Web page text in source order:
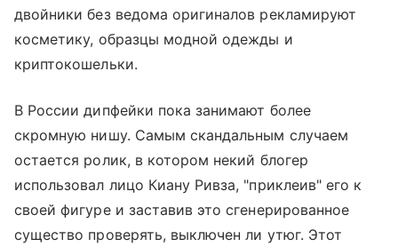
двойники без ведома оригиналов рекламируют
косметику, образцы модной одежды и
криптокошельки.
В России дипфейки пока занимают более
скромную нишу. Самым скандальным случаем
остается ролик, в котором некий блогер
использовал лицо Киану Ривза, "приклеив" его к
своей фигуре и заставив это сгенерированное
существо проверять, выключен ли утюг. Этот